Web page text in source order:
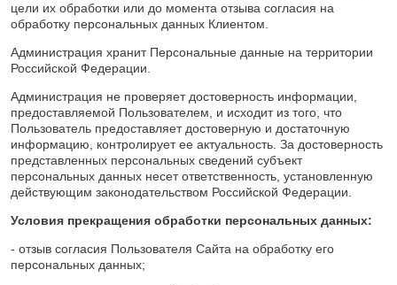
цели их обработки или до момента отзыва согласия на
обработку персональных данных Клиентом.
Администрация хранит Персональные данные на территории
Российской Федерации.
Администрация не проверяет достоверность информации,
предоставляемой Пользователем, и исходит из того, что
Пользователь предоставляет достоверную и достаточную
информацию, контролирует ее актуальность. За достоверность
представленных персональных сведений субъект
персональных данных несет ответственность, установленную
действующим законодательством Российской Федерации.
Условия прекращения обработки персональных данных:
- отзыв согласия Пользователя Сайта на обработку его
персональных данных;